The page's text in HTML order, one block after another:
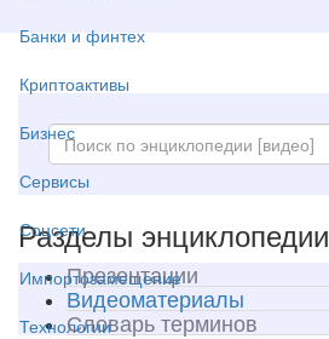
Банки и финтех
Криптоактивы
Бизнес
Сервисы
Соцсети
Импортозамещение
Технологии
Разделы энциклопедии
Презентации
Видеоматериалы
Словарь терминов